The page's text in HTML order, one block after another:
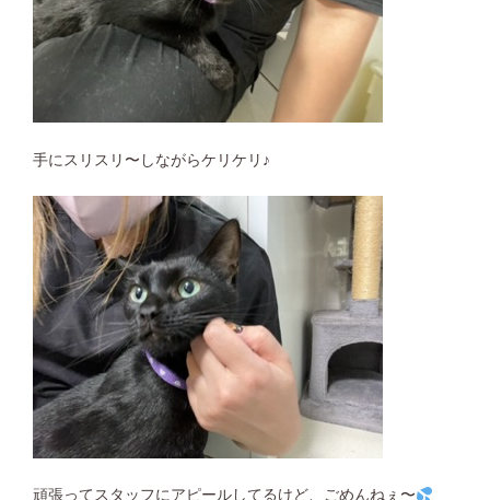
手にスリスリ〜しながらケリケリ♪
頑張ってスタッフにアピールしてるけど、ごめんねぇ〜